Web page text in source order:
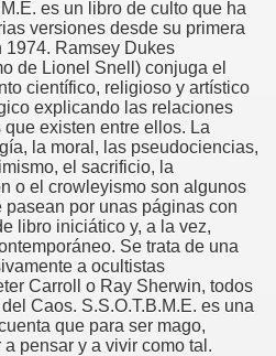
es un libro de culto que ha
versiones desde su primera
1974. Ramsey Dukes
de Lionel Snell) conjuga el
científico, religioso y artístico
explicando las relaciones
existen entre ellos. La
la moral, las pseudociencias,
el sacrificio, la
o el crowleyismo son algunos
pasean por unas páginas con
libro iniciático y, a la vez,
Se trata de una
a ocultistas
Carroll o Ray Sherwin, todos
Caos. S.S.O.T.B.M.E. es una
que para ser mago,
pensar y a vivir como tal.